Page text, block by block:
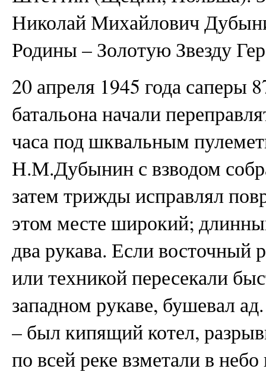
Николай Михайлович
Родины – Золотую Звезду
20 апреля 1945 года саперы
батальона начали
часа под шквальным
Н.М.Дубынин с взводом
затем трижды исправлял
этом месте широкий;
два рукава. Если восточный
или техникой пересекали
западном рукаве, бушевал
– был кипящий котел,
по всей реке взметали в